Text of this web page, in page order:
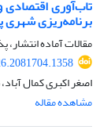
تاب‌آوری اقتصادی
برنامه‌ریزی شهری
مقالات آماده انتشار،
اصغر اکبری کمال
مشاهده مقاله